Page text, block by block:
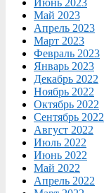
Май 2023
Апрель 2023
Март 2023
Февраль 2023
Январь 2023
Декабрь 2022
Ноябрь 2022
Октябрь 2022
Сентябрь 2022
Август 2022
Июль 2022
Июнь 2022
Май 2022
Апрель 2022